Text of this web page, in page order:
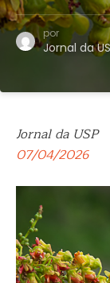
por
Jornal da
Jornal da USP
07/04/2026